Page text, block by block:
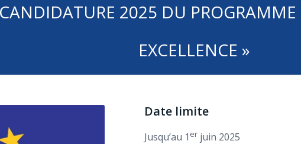
2025 DU PROGRAMME
EXCELLENCE »
Date limite
Jusqu’au 1 erjuin 2025